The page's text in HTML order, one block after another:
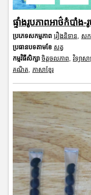
ផ្ទាំងរូបភាពអាថ៌កំបាំង-
ប្រភេទសកម្មភាព រឿងនិទាន, សក
ប្រធានបទតាមខែ សត្វ
កម្មវិធីសិក្សា ចិត្តចលភាព, វិទ្យាសា
គណិត, ភាសាខ្មែរ